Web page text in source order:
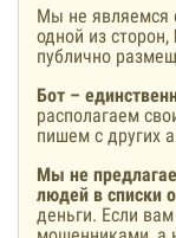
Мы не являемся
одной из сторон,
публично
Бот –
располагаем
пишем с других
Мы не
людей в списки
деньги. Если